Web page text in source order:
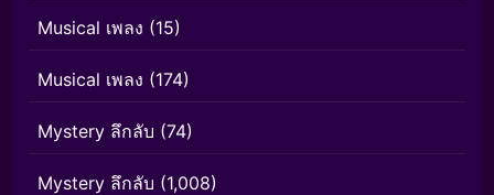
Musical เพลง (15)
Musical เพลง (174)
Mystery ลึกลับ (74)
Mystery ลึกลับ (1,008)